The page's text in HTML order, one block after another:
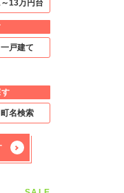
13万円台
一戸建て
町名検索